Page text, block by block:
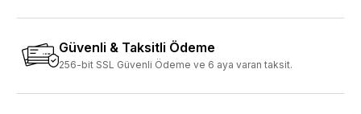
Güvenli & Taksitli Ödeme
256-bit SSL Güvenli Ödeme ve 6 aya varan taksit.